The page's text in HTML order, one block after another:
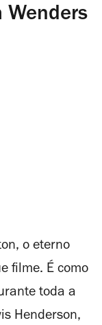
Wenders
o eterno
filme. É como
toda a
Henderson,